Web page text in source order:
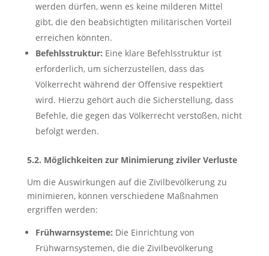
werden dürfen, wenn es keine milderen Mittel
gibt, die den beabsichtigten militärischen Vorteil
erreichen könnten.
Befehlsstruktur: Eine klare Befehlsstruktur ist
erforderlich, um sicherzustellen, dass das
Völkerrecht während der Offensive respektiert
wird. Hierzu gehört auch die Sicherstellung, dass
Befehle, die gegen das Völkerrecht verstoßen, nicht
befolgt werden.
5.2. Möglichkeiten zur Minimierung ziviler Verluste
Um die Auswirkungen auf die Zivilbevölkerung zu
minimieren, können verschiedene Maßnahmen
ergriffen werden:
Frühwarnsysteme: Die Einrichtung von
Frühwarnsystemen, die die Zivilbevölkerung